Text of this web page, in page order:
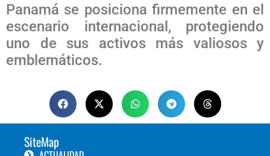
Panamá se posiciona firmemente en el
escenario internacional, protegiendo
uno de sus activos más valiosos y
emblemáticos.
SiteMap